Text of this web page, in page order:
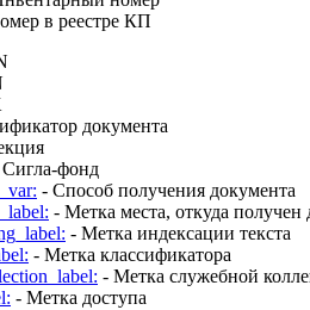
в реестре КП
документа
фонд
- Способ получения документа
- Метка места, откуда получен
- Метка индексации текста
- Метка классификатора
- Метка служебной
- Метка доступа